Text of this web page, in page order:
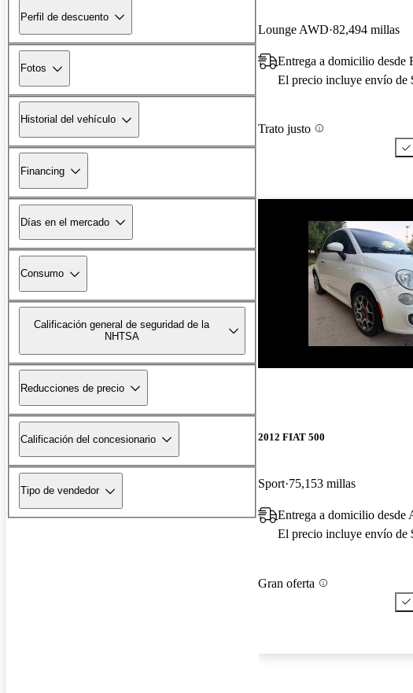
Perfil de descuento
Fotos
Historial del vehículo
Financing
Días en el mercado
Consumo
Calificación general de seguridad de la
NHTSA
Reducciones de precio
Calificación del concesionario
Tipo de vendedor
Lounge AWD 82,494 millas
Entrega a domicilio desde
El precio incluye envío de
Trato justo
2012 FIAT 500
Sport 75,153 millas
Entrega a domicilio desde
El precio incluye envío de
Gran oferta